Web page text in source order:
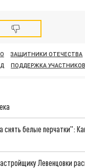
ЗАЩИТНИКИ ОТЕЧЕСТВА
ПОДДЕРЖКА
снять белые перчатки":
Левенцовки